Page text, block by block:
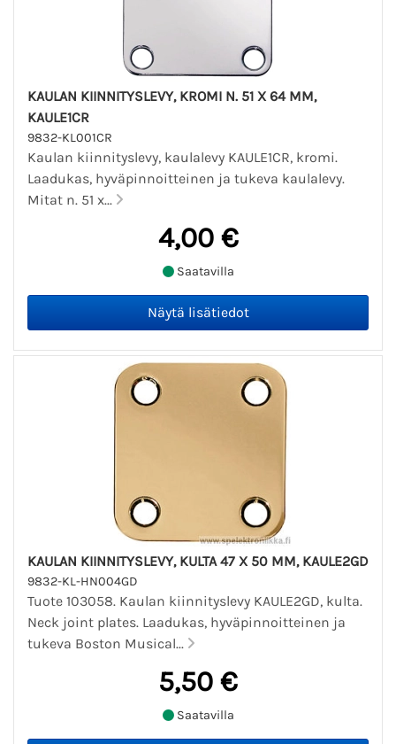
KAULAN KIINNITYSLEVY, KROMI N. 51 X 64 MM,
KAULE1CR
9832-KL001CR
Kaulan kiinnityslevy, kaulalevy KAULE1CR, kromi.
Laadukas, hyväpinnoitteinen ja tukeva kaulalevy.
Mitat n. 51 x...
4,00 €
Saatavilla
KAULAN KIINNITYSLEVY, KULTA 47 X 50 MM, KAULE2GD
9832-KL-HN004GD
Tuote 103058. Kaulan kiinnityslevy KAULE2GD, kulta.
Neck joint plates. Laadukas, hyväpinnoitteinen ja
tukeva Boston Musical...
5,50 €
Saatavilla